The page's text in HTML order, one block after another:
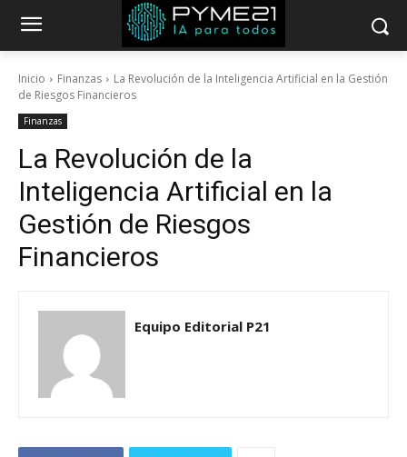
Inicio Finanzas
La Revolución de la Inteligencia Artificial en la Gestión
de Riesgos Financieros
Finanzas
La Revolución de la
Inteligencia Artificial en la
Gestión de Riesgos
Financieros
Equipo Editorial P21